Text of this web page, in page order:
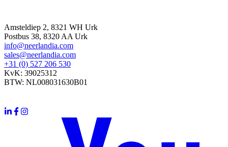
Amsteldiep 2, 8321 WH Urk
Postbus 38, 8320 AA Urk
info@neerlandia.com
sales@neerlandia.com
+31 (0) 527 206 530
KvK: 39025312
BTW: NL008031630B01